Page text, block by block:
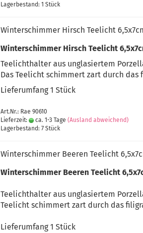
Lagerbestand: 1 Stück
Winterschimmer Hirsch Teelicht
Winterschimmer Hirsch Teelicht
Teelichthalter aus unglasiertem
Das Teelicht schimmert zart durch
Lieferumfang 1 Stück
Art.Nr.: Rae 90610
Lieferzeit:
ca. 1-3 Tage (Ausland abweichend)
Lagerbestand: 7 Stück
Winterschimmer Beeren Teelicht
Winterschimmer Beeren Teelicht
Teelichthalter aus unglasiertem
Teelicht schimmert zart durch das
Lieferumfang 1 Stück